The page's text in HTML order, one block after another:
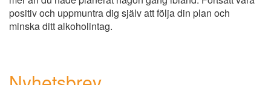
positiv och uppmuntra dig själv att följa din plan och
minska ditt alkoholintag.